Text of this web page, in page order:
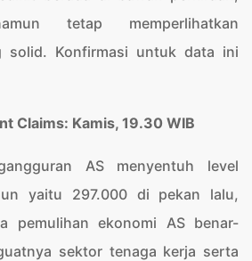
tetap memperlihatkan
solid. Konfirmasi untuk data ini
Claims: Kamis, 19.30 WIB
AS menyentuh level
yaitu 297.000 di pekan lalu,
pemulihan ekonomi AS benar-
sektor tenaga kerja serta